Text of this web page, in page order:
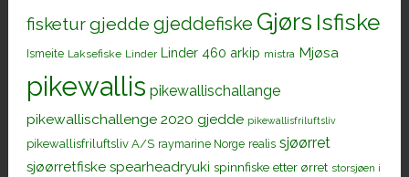
fisketurgjedde gjeddefiske Gjørs Isfiske
Ismeite Laksefiske Linder Linder 460 arkip mistra Mjøsa
pikewallis pikewallischallange
pikewallischallenge 2020 gjedde pikewallisfriluftsliv
pikewallisfriluftsliv A/S raymarine Norge realis sjøørret
sjøørretfiske spearheadryuki spinnfiske etter ørret storsjøen i